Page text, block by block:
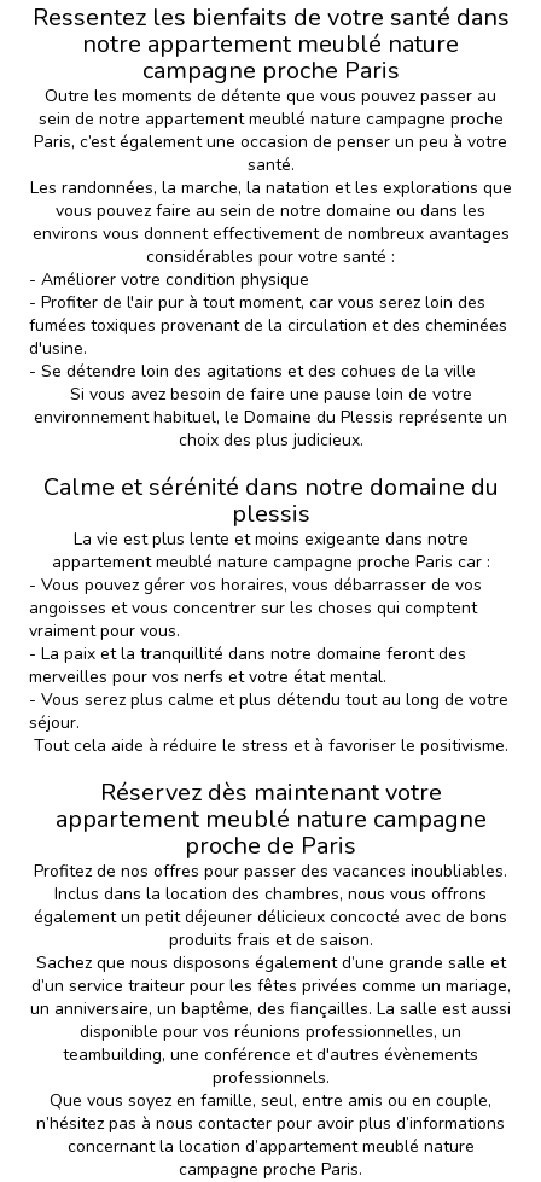
Ressentez les bienfaits de votre santé dans
notre appartement meublé nature
campagne proche Paris
Outre les moments de détente que vous pouvez passer au
sein de notre appartement meublé nature campagne proche
Paris, c’est également une occasion de penser un peu à votre
santé.
Les randonnées, la marche, la natation et les explorations que
vous pouvez faire au sein de notre domaine ou dans les
environs vous donnent effectivement de nombreux avantages
considérables pour votre santé :
- Améliorer votre condition physique
- Profiter de l'air pur à tout moment, car vous serez loin des
fumées toxiques provenant de la circulation et des cheminées
d'usine.
- Se détendre loin des agitations et des cohues de la ville
Si vous avez besoin de faire une pause loin de votre
environnement habituel, le Domaine du Plessis représente un
choix des plus judicieux.
Calme et sérénité dans notre domaine du
plessis
La vie est plus lente et moins exigeante dans notre
appartement meublé nature campagne proche Paris car :
- Vous pouvez gérer vos horaires, vous débarrasser de vos
angoisses et vous concentrer sur les choses qui comptent
vraiment pour vous.
- La paix et la tranquillité dans notre domaine feront des
merveilles pour vos nerfs et votre état mental.
- Vous serez plus calme et plus détendu tout au long de votre
séjour.
Tout cela aide à réduire le stress et à favoriser le positivisme.
Réservez dès maintenant votre
appartement meublé nature campagne
proche de Paris
Profitez de nos offres pour passer des vacances inoubliables.
Inclus dans la location des chambres, nous vous offrons
également un petit déjeuner délicieux concocté avec de bons
produits frais et de saison.
Sachez que nous disposons également d’une grande salle et
d’un service traiteur pour les fêtes privées comme un mariage,
un anniversaire, un baptême, des fiançailles. La salle est aussi
disponible pour vos réunions professionnelles, un
teambuilding, une conférence et d'autres évènements
professionnels.
Que vous soyez en famille, seul, entre amis ou en couple,
n’hésitez pas à nous contacter pour avoir plus d’informations
concernant la location d’appartement meublé nature
campagne proche Paris.